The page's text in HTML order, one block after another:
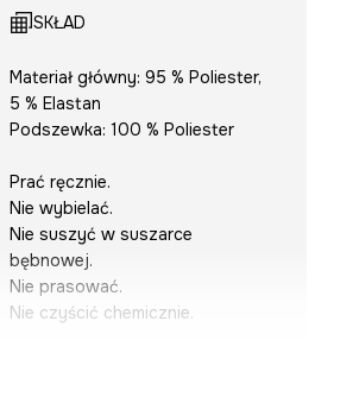
SKŁAD
Materiał główny: 95 % Poliester,
5 % Elastan
Podszewka: 100 % Poliester
Prać ręcznie.
Nie wybielać.
Nie suszyć w suszarce
bębnowej.
Nie prasować.
Nie czyścić chemicznie.